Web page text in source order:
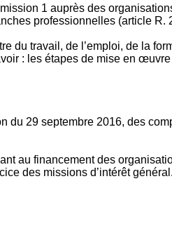
1 auprès des
professionnelles (article R.
du travail, de l’emploi, de la
: les étapes de mise en
29 septembre 2016, des
au financement des
des missions d’intérêt général.